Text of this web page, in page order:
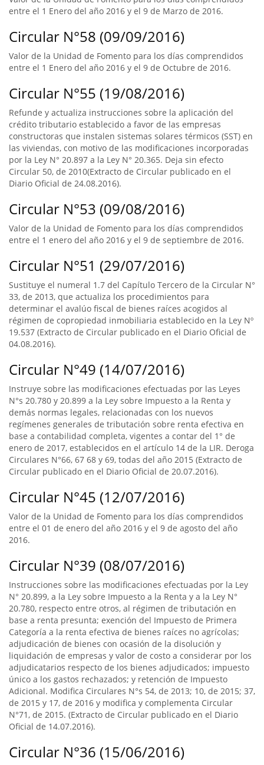
entre el 1 Enero del año 2016 y el 9 de Marzo de 2016.
Circular N°58 (09/09/2016)
Valor de la Unidad de Fomento para los días comprendidos
entre el 1 Enero del año 2016 y el 9 de Octubre de 2016.
Circular N°55 (19/08/2016)
Refunde y actualiza instrucciones sobre la aplicación del
crédito tributario establecido a favor de las empresas
constructoras que instalen sistemas solares térmicos (SST) en
las viviendas, con motivo de las modificaciones incorporadas
por la Ley N° 20.897 a la Ley N° 20.365. Deja sin efecto
Circular 50, de 2010(Extracto de Circular publicado en el
Diario Oficial de 24.08.2016).
Circular N°53 (09/08/2016)
Valor de la Unidad de Fomento para los días comprendidos
entre el 1 enero del año 2016 y el 9 de septiembre de 2016.
Circular N°51 (29/07/2016)
Sustituye el numeral 1.7 del Capítulo Tercero de la Circular N°
33, de 2013, que actualiza los procedimientos para
determinar el avalúo fiscal de bienes raíces acogidos al
régimen de copropiedad inmobiliaria establecido en la Ley Nº
19.537 (Extracto de Circular publicado en el Diario Oficial de
04.08.2016).
Circular N°49 (14/07/2016)
Instruye sobre las modificaciones efectuadas por las Leyes
N°s 20.780 y 20.899 a la Ley sobre Impuesto a la Renta y
demás normas legales, relacionadas con los nuevos
regímenes generales de tributación sobre renta efectiva en
base a contabilidad completa, vigentes a contar del 1° de
enero de 2017, establecidos en el artículo 14 de la LIR. Deroga
Circulares N°66, 67 68 y 69, todas del año 2015 (Extracto de
Circular publicado en el Diario Oficial de 20.07.2016).
Circular N°45 (12/07/2016)
Valor de la Unidad de Fomento para los días comprendidos
entre el 01 de enero del año 2016 y el 9 de agosto del año
2016.
Circular N°39 (08/07/2016)
Instrucciones sobre las modificaciones efectuadas por la Ley
N° 20.899, a la Ley sobre Impuesto a la Renta y a la Ley N°
20.780, respecto entre otros, al régimen de tributación en
base a renta presunta; exención del Impuesto de Primera
Categoría a la renta efectiva de bienes raíces no agrícolas;
adjudicación de bienes con ocasión de la disolución y
liquidación de empresas y valor de costo a considerar por los
adjudicatarios respecto de los bienes adjudicados; impuesto
único a los gastos rechazados; y retención de Impuesto
Adicional. Modifica Circulares N°s 54, de 2013; 10, de 2015; 37,
de 2015 y 17, de 2016 y modifica y complementa Circular
N°71, de 2015. (Extracto de Circular publicado en el Diario
Oficial de 14.07.2016).
Circular N°36 (15/06/2016)